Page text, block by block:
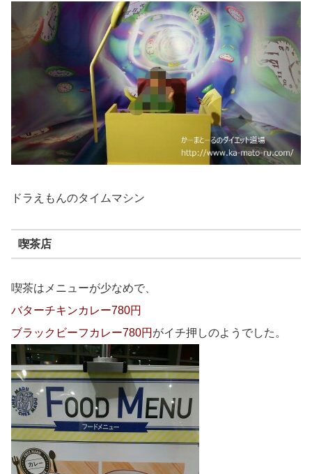
ドラえもんのタイムマシン
喫茶店
喫茶はメニューが少なめで、
バターチキンカレー780円
ブラックビーフカレー780円 がイチ押しのようでした。